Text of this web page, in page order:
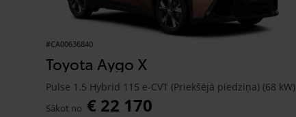
#CA00636840
Toyota Aygo X
Pulse 1.5 Hybrid 115 e-CVT (Priekšējā piedziņa) (68 kW)
Sākot no € 22 170